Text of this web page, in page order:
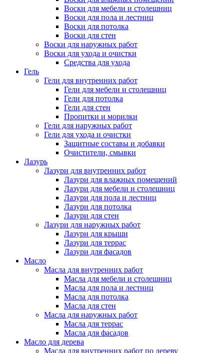
Воски для мебели и столешниц
Воски для пола и лестниц
Воски для потолка
Воски для стен
Воски для наружных работ
Воски для ухода и очистки
Средства для ухода
Гель
Гели для внутренних работ
Гели для мебели и столешниц
Гели для потолка
Гели для стен
Пропитки и морилки
Гели для наружных работ
Гели для ухода и очистки
Защитные составы и добавки
Очистители, смывки
Лазурь
Лазури для внутренних работ
Лазури для влажных помещений
Лазури для мебели и столешниц
Лазури для пола и лестниц
Лазури для потолка
Лазури для стен
Лазури для наружных работ
Лазури для крыши
Лазури для террас
Лазури для фасадов
Масло
Масла для внутренних работ
Масла для мебели и столешниц
Масла для пола и лестниц
Масла для потолка
Масла для стен
Масла для наружных работ
Масла для террас
Масла для фасадов
Масло для дерева
Масла для внутренних работ по дереву